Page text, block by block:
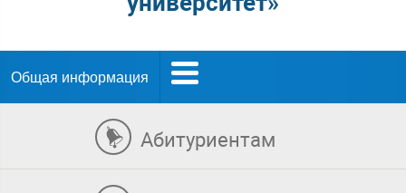
Общая информация
Абитуриентам